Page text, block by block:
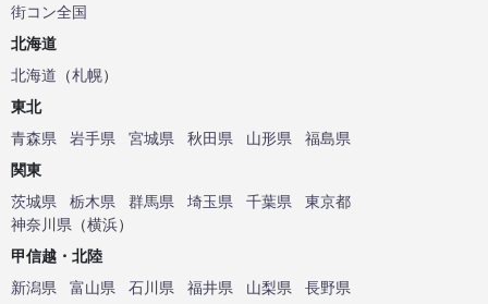
街コン全国
北海道
北海道 （札幌）
東北
青森県
岩手県 宮城県 秋田県 山形県
福島県
関東
茨城県
栃木県 群馬県 埼玉県 千葉県
東京都
神奈川県 （横浜）
甲信越・北陸
新潟県
富山県 石川県 福井県 山梨県
長野県